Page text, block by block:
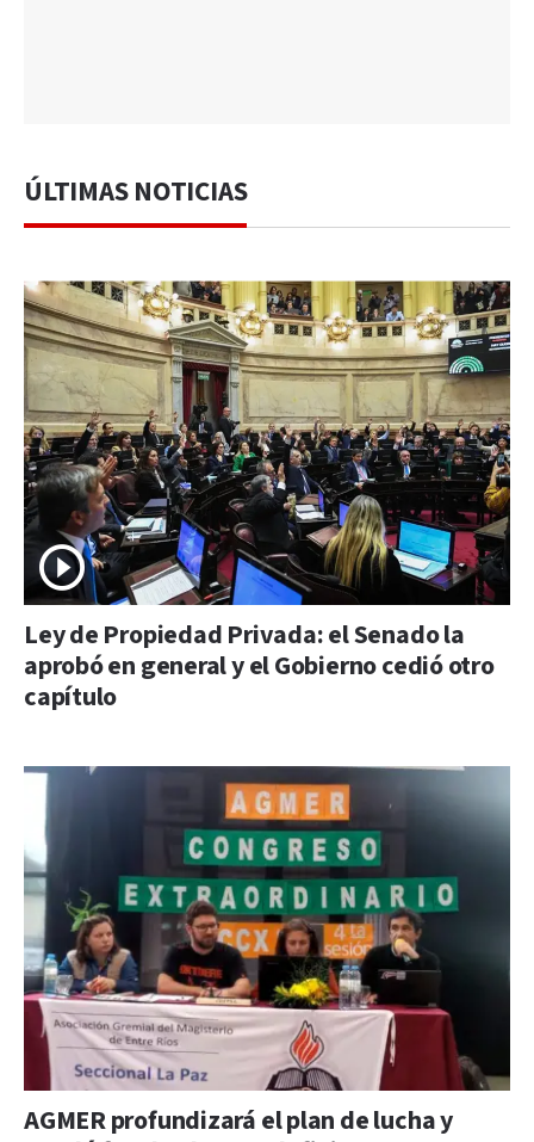
ÚLTIMAS NOTICIAS
Ley de Propiedad Privada: el Senado la
aprobó en general y el Gobierno cedió otro
capítulo
AGMER profundizará el plan de lucha y